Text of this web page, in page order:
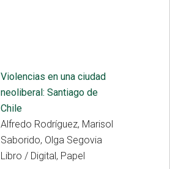
Violencias en una ciudad
neoliberal: Santiago de
Chile
Alfredo Rodríguez, Marisol
Saborido, Olga Segovia
Libro / Digital, Papel